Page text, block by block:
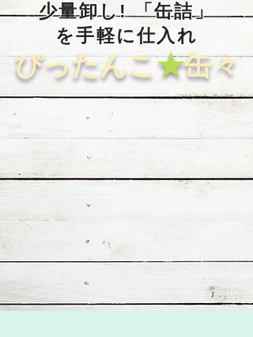
​少量卸し! 「缶詰」
を手軽に仕入れ
​ぴったんこ★缶々